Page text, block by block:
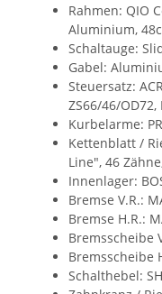
Rahmen: QIO
Aluminium,
Schaltauge:
Gabel:
Steuersatz:
ZS66/46/OD72,
Kurbelarme:
Kettenblatt /
Line", 46
Innenlager:
Bremse V.R.:
Bremse H.R.:
Bremsscheibe
Bremsscheibe
Schalthebel: